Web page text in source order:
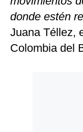
donde estén
Juana Téllez,
Colombia del